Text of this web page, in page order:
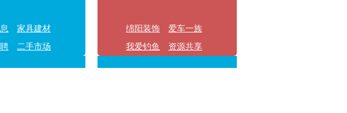
家具建材
二手市场
绵阳装饰
爱车一族
我爱钓鱼
资源共享